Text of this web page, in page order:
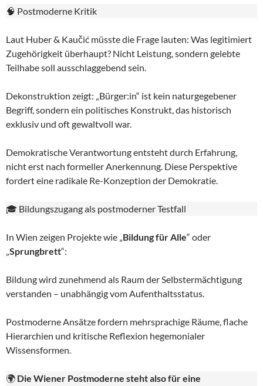
🧠 Postmoderne Kritik
Laut Huber & Kaučić müsste die Frage lauten: Was legitimiert
Zugehörigkeit überhaupt? Nicht Leistung, sondern gelebte
Teilhabe soll ausschlaggebend sein.
Dekonstruktion zeigt: „Bürger:in“ ist kein naturgegebener
Begriff, sondern ein politisches Konstrukt, das historisch
exklusiv und oft gewaltvoll war.
Demokratische Verantwortung entsteht durch Erfahrung,
nicht erst nach formeller Anerkennung. Diese Perspektive
fordert eine radikale Re-Konzeption der Demokratie.
🎓 Bildungszugang als postmoderner Testfall
In Wien zeigen Projekte wie „Bildung für Alle“ oder
„Sprungbrett“:
Bildung wird zunehmend als Raum der Selbstermächtigung
verstanden – unabhängig vom Aufenthaltsstatus.
Postmoderne Ansätze fordern mehrsprachige Räume, flache
Hierarchien und kritische Reflexion hegemonialer
Wissensformen.
🌍 Die Wiener Postmoderne steht also für eine